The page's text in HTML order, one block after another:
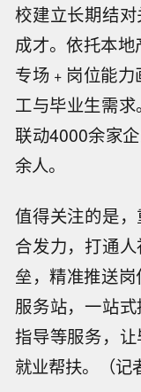
校建立长期结
成才。依托本
专场﹢岗位能力
工与毕业生需求
联动4000余家
余人。
值得关注的是
合发力，打通
垒，精准推送
服务站，一站
指导等服务，
就业帮扶。（记